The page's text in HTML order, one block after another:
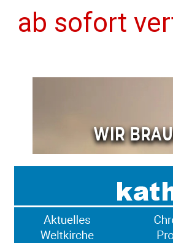
ab sofort